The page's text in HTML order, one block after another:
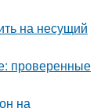
на несущий
проверенные
на